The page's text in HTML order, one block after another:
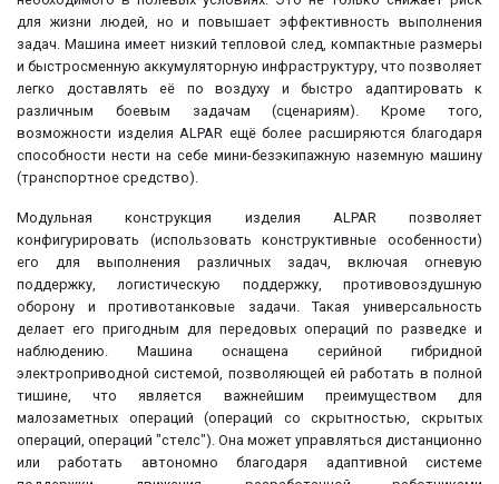
для жизни людей, но и повышает эффективность выполнения
задач. Машина имеет низкий тепловой след, компактные размеры
и быстросменную аккумуляторную инфраструктуру, что позволяет
легко доставлять её по воздуху и быстро адаптировать к
различным боевым задачам (сценариям). Кроме того,
возможности изделия ALPAR ещё более расширяются благодаря
способности нести на себе мини-безэкипажную наземную машину
(транспортное средство).
Модульная конструкция изделия ALPAR позволяет
конфигурировать (использовать конструктивные особенности)
его для выполнения различных задач, включая огневую
поддержку, логистическую поддержку, противовоздушную
оборону и противотанковые задачи. Такая универсальность
делает его пригодным для передовых операций по разведке и
наблюдению. Машина оснащена серийной гибридной
электроприводной системой, позволяющей ей работать в полной
тишине, что является важнейшим преимуществом для
малозаметных операций (операций со скрытностью, скрытых
операций, операций "стелс"). Она может управляться дистанционно
или работать автономно благодаря адаптивной системе